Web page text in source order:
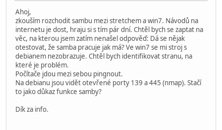
path=/mnt/media/
comment = Samba shares directory
browseable = yes
available = yes
writeable = yes
guest ok = no
readonly = no
available = yes
valid users = rc
create mask = 0700
Ahoj,
zkouším rozchodit sambu mezi stretchem a win7. Návodů na
internetu je dost, hraju si s tím pár dní. Chtěl bych se zaptat na
věc, na kterou jsem zatím nenašel odpověď: Dá se nějak
otestovat, že samba pracuje jak má? Ve win7 se mi stroj s
debianem nezobrazuje. Chtěl bych identifikovat stranu, na
které je problém.
Počítače jdou mezi sebou pingnout.
Na debianu jsou vidět otevřené porty 139 a 445 (nmap). Stačí
to jako důkaz funkce samby?
Dík za info.